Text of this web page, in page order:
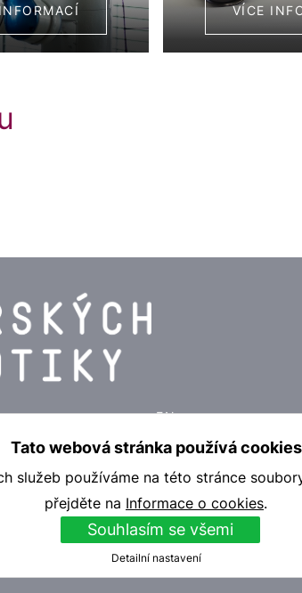
Tato webová stránka používá cookies
služeb používáme na této stránce
přejděte na Informace o cookies.
Souhlasím se všemi
Detailní nastavení
VÍCE
EN